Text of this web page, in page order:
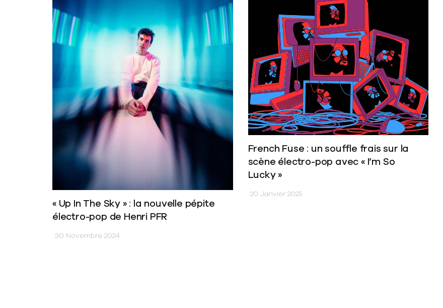
French Fuse : un souffle frais sur la
scène électro-pop avec « I’m So
Lucky »
20 Janvier 2025
« Up In The Sky » : la nouvelle pépite
électro-pop de Henri PFR
30 Novembre 2024